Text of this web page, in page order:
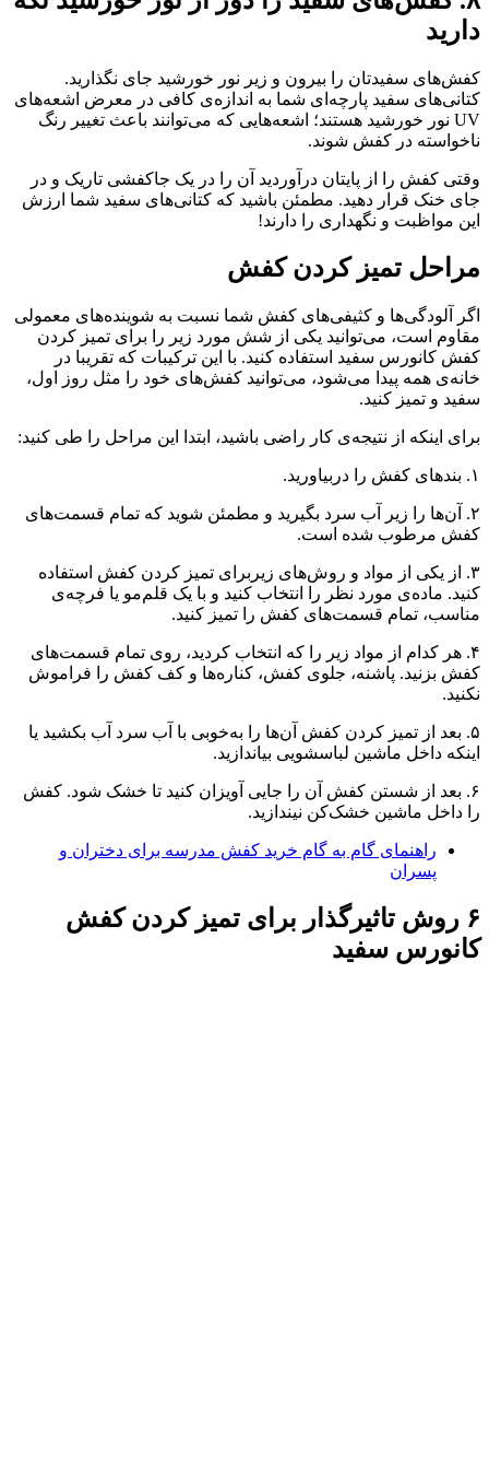
دارید
کفش‌های سفیدتان را بیرون و زیر نور خورشید جای نگذارید.
کتانی‌های سفید پارچه‌ای شما به اندازه‌ی کافی در معرض اشعه‌های
UV نور خورشید هستند؛ اشعه‌هایی که می‌توانند باعث تغییر رنگ
ناخواسته در کفش شوند.
وقتی کفش را از پایتان درآوردید آن را در یک جاکفشی تاریک و در
جای خنک قرار دهید. مطمئن باشید که کتانی‌های سفید شما ارزش
این مواظبت و نگهداری را دارند!
مراحل تمیز کردن کفش
اگر آلودگی‌ها و کثیفی‌های کفش شما نسبت به شوینده‌های معمولی
مقاوم است، می‌توانید یکی از شش مورد زیر را برای تمیز کردن
کفش کانورس سفید استفاده کنید. با این ترکیبات که تقریبا در
خانه‌ی همه پیدا می‌شود، می‌توانید کفش‌های خود را مثل روز اول،
سفید و تمیز کنید.
برای اینکه از نتیجه‌ی کار راضی باشید، ابتدا این مراحل را طی کنید:
۱. بندهای کفش را دربیاورید.
۲. آن‌ها را زیر آب سرد بگیرید و مطمئن شوید که تمام قسمت‌های
کفش مرطوب شده است.
۳. از یکی از مواد و روش‌های زیربرای تمیز کردن کفش استفاده
کنید. ماده‌ی مورد نظر را انتخاب کنید و با یک قلم‌مو یا فرچه‌ی
مناسب، تمام قسمت‌های کفش را تمیز کنید.
۴. هر کدام از مواد زیر را که انتخاب کردید، روی تمام قسمت‌های
کفش بزنید. پاشنه، جلوی کفش، کناره‌ها و کف کفش را فراموش
نکنید.
۵. بعد از تمیز کردن کفش آن‌ها را به‌خوبی با آب سرد آب بکشید یا
اینکه داخل ماشین لباسشویی بیاندازید.
۶. بعد از شستن کفش آن را جایی آویزان کنید تا خشک شود. کفش
را داخل ماشین خشک‌کن نیندازید.
راهنمای گام به گام خرید کفش مدرسه برای دختران و
پسران
۶ روش تاثیرگذار برای تمیز کردن کفش
کانورس سفید